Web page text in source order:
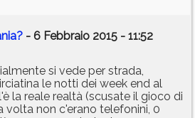
- 6 Febbraio 2015 - 11:52
si vede per strada,
le notti dei week end al
la reale realtà (scusate il gioco di
volta non c'erano telefonini, 0